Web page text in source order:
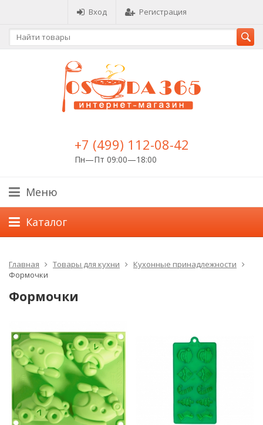
Вход Регистрация
+7 (499) 112-08-42
Пн—Пт 09:00—18:00
Меню
Каталог
Главная Товары для кухни
Кухонные принадлежности
Формочки
Формочки